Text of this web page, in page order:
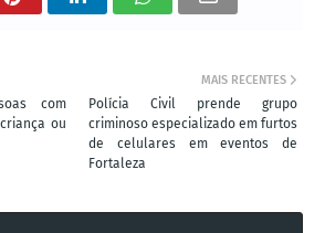
MAIS RECENTES
Polícia Civil prende grupo
criminoso especializado em furtos
de celulares em eventos de
Fortaleza
com
ou